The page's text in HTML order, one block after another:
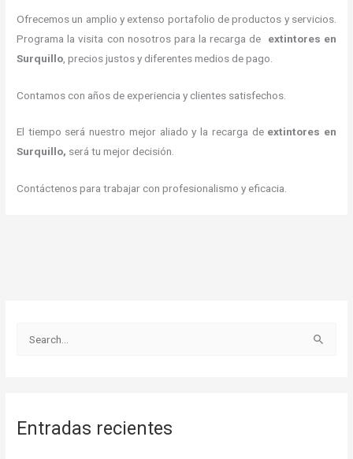
Ofrecemos un amplio y extenso portafolio de productos y servicios.
Programa la visita con nosotros para la recarga de extintores en
Surquillo , precios justos y diferentes medios de pago.
Contamos con años de experiencia y clientes satisfechos.
El tiempo será nuestro mejor aliado y la recarga de extintores en
Surquillo, será tu mejor decisión.
Contáctenos para trabajar con profesionalismo y eficacia.
a
Entradas recientes